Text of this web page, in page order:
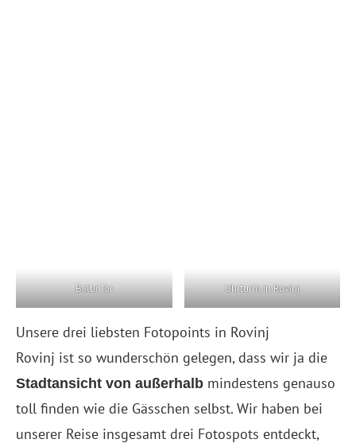
Balbi Tor Uhrturm in Rovinj
Unsere drei liebsten Fotopoints in Rovinj
Rovinj ist so wunderschön gelegen, dass wir ja die
Stadtansicht von außerhalb mindestens genauso
toll finden wie die Gässchen selbst. Wir haben bei
unserer Reise insgesamt drei Fotospots entdeckt,